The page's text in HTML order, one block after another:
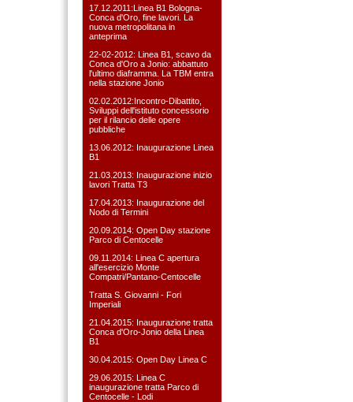
17.12.2011:Linea B1 Bologna-
Conca d'Oro, fine lavori. La
nuova metropolitana in
anteprima
22-02-2012: Linea B1, scavo da
Conca d'Oro a Jonio: abbattuto
l'ultimo diaframma. La TBM entra
nella stazione Jonio
02.02.2012:Incontro-Dibattito,
Sviluppi dell'istituto concessorio
per il rilancio delle opere
pubbliche
13.06.2012: Inaugurazione Linea
B1
21.03.2013: Inaugurazione inizio
lavori Tratta T3
17.04.2013: Inaugurazione del
Nodo di Termini
20.09.2014: Open Day stazione
Parco di Centocelle
09.11.2014: Linea C apertura
all'esercizio Monte
Compatri/Pantano-Centocelle
Tratta S. Giovanni - Fori
Imperiali
21.04.2015: Inaugurazione tratta
Conca d'Oro-Jonio della Linea
B1
30.04.2015: Open Day Linea C
29.06.2015: Linea C
inaugurazione tratta Parco di
Centocelle - Lodi